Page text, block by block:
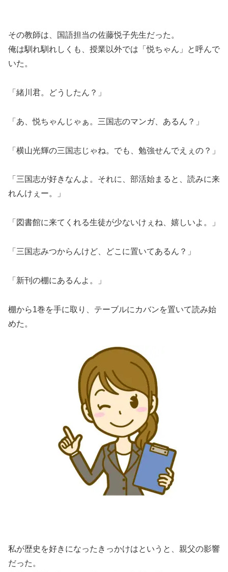
その教師は、国語担当の佐藤悦子先生だった。
俺は馴れ馴れしくも、授業以外では「悦ちゃん」と呼んで
いた。
「緒川君。どうしたん？」
「あ、悦ちゃんじゃぁ。三国志のマンガ、あるん？」
「横山光輝の三国志じゃね。でも、勉強せんでえぇの？」
「三国志が好きなんよ。それに、部活始まると、読みに来
れんけぇー。」
「図書館に来てくれる生徒が少ないけぇね、嬉しいよ。」
「三国志みつからんけど、どこに置いてあるん？」
「新刊の棚にあるんよ。」
棚から1巻を手に取り、テーブルにカバンを置いて読み始
めた。
私が歴史を好きになったきっかけはというと、親父の影響
だった。